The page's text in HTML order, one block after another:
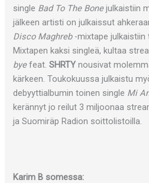
single Bad To The Bonejulkaistiin
jälkeen artisti on julkaissut
Disco Maghreb-mixtape julkaistiin
Mixtapen kaksi singleä, kultaa
byefeat.SHRTY nousivat
kärkeen. Toukokuussa julkaistu
debyyttialbumin toinen single Mi
kerännyt jo reilut 3 miljoonaa
ja Suomiräp Radion soittolistoilla.
Karim B somessa: